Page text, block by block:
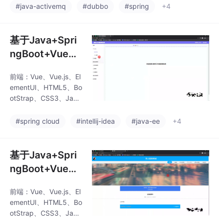
统使用教程/乐享
享田园系统特点/
乐享田园系统优
势/乐享田园系统
功能
后端：SpringBoot+My
具：IDEA、Eclipse、N
avicat等✌关于毕设项
目技术实现问题讲解也
询！！！Vue 的指令系
统在程序设计中非常强
大。通过 v-if、v-for 等
#java-activemq #dubbo #spring +4
基于Java+Spri
ngBoot+Vue+H
量管理系统(源码
+LW+调试文档
工作量统计/教育
效评估工具/教学
工作量分析系统/
教师工作负担管
理系统
前端：Vue、Vue.js、El
ementUI、HTML5、Bo
otStrap、CSS3、Java
后端：SpringBoot+My
具：IDEA、Eclipse、N
avicat等✌关于毕设项
目技术实现问题讲解也
询！！！Vue 的指令系
统在程序设计中非常强
大。通过 v-if、v-for 等
#spring cloud #intellij-idea #java-ee +4
基于Java+Spri
ngBoot+Vue+H
商城(源码+LW
+调试文档+讲解
前端：Vue、Vue.js、El
ementUI、HTML5、Bo
otStrap、CSS3、Java